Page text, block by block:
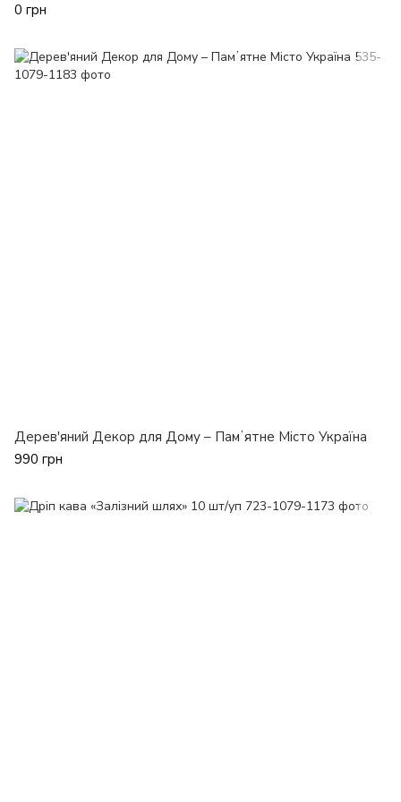
0 грн
Дерев'яний Декор для Дому – Памʼятне Місто Україна
990 грн